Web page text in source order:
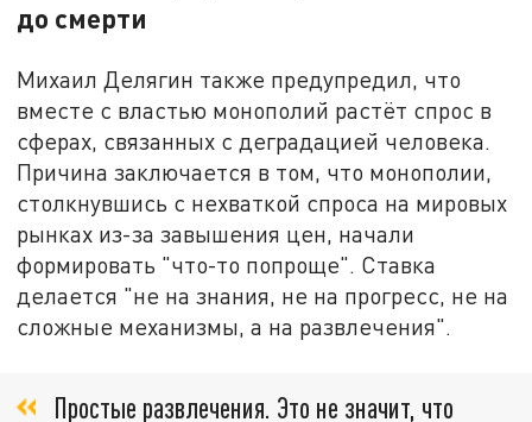
до смерти
Михаил Делягин также предупредил, что
вместе с властью монополий растёт спрос в
сферах, связанных с деградацией человека.
Причина заключается в том, что монополии,
столкнувшись с нехваткой спроса на мировых
рынках из-за завышения цен, начали
формировать "что-то попроще". Ставка
делается "не на знания, не на прогресс, не на
сложные механизмы, а на развлечения".
Простые развлечения. Это не значит, что